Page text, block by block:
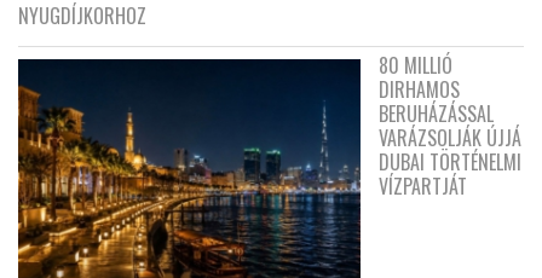
NYUGDÍJKORHOZ
80 MILLIÓ
DIRHAMOS
BERUHÁZÁSSAL
VARÁZSOLJÁK ÚJJÁ
DUBAI TÖRTÉNELMI
VÍZPARTJÁT